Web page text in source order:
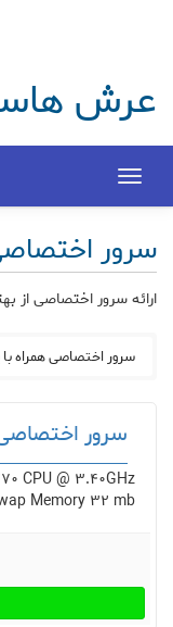
عرش
Toggle
navigation
سرور
ارائه سرور اختصاصی از
سرور
CPU @ 3.40GHz
Memory 32 mb